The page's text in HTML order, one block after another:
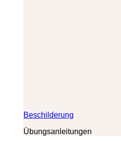
Beschilderung
Übungsanleitungen